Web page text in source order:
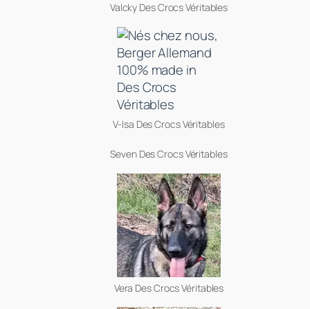
Valcky Des Crocs Véritables
V-Isa Des Crocs Véritables
Seven Des Crocs Véritables
Vera Des Crocs Véritables